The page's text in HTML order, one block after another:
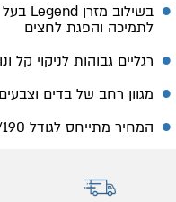
לתמיכה והפגת לחצים
רגליים גבוהות לניקוי קל
מגוון רחב של בדים וצבעים
המחיר מתייחס לגודל 120/190, למידות נוספות צור/י קשר